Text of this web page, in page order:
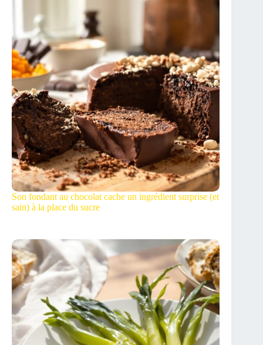
Son fondant au chocolat cache un ingrédient surprise (et
sain) à la place du sucre